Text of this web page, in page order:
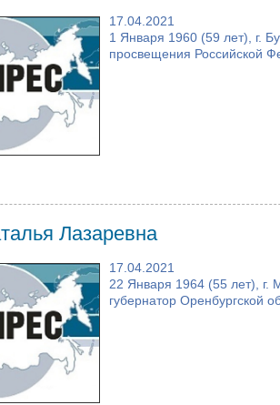
17.04.2021
1 Января 1960 (59 лет), г.
просвещения Российской
Лазаревна
17.04.2021
22 Января 1964 (55 лет), г.
губернатор Оренбургской